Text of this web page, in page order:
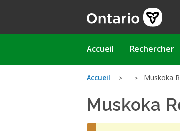
Main
Accueil Rechercher
Vous
êtes
ici
Accueil Muskoka
Muskoka